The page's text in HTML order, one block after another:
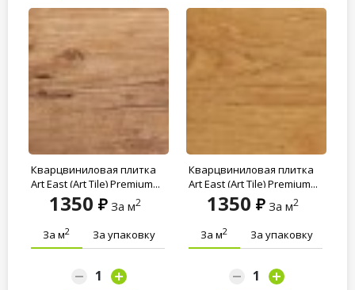
Кварцвиниловая плитка
Art East (Art Tile) Premium...
1350 За м2
За м2 За упаковку
Кварцвиниловая плитка
Art East (Art Tile) Premium...
1350 За м2
За м2 За упаковку